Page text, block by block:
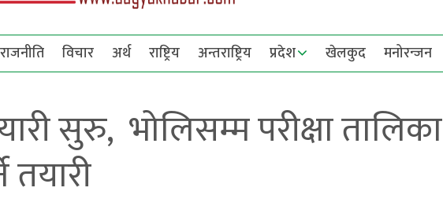
राजनीति विचार अर्थ राष्ट्रिय अन्तराष्ट्रिय प्रदेश खेलकुद मनोरन्जन
सुरु, भोलिसम्म परीक्षा तालिका
तयारी